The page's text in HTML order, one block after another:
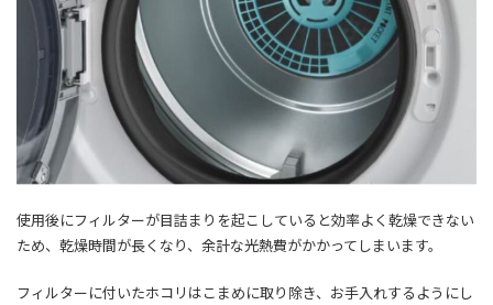
使用後にフィルターが目詰まりを起こしていると効率よく乾燥できない
ため、乾燥時間が長くなり、余計な光熱費がかかってしまいます。
フィルターに付いたホコリはこまめに取り除き、お手入れするようにし